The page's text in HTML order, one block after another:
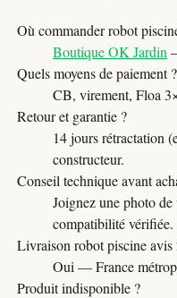
Où commander robot
Boutique OK Jardin
Quels moyens de paiement ?
CB, virement, Floa
Retour et garantie ?
14 jours rétractation
constructeur.
Conseil technique avant
Joignez une photo
compatibilité vérifiée.
Livraison robot piscine
Oui — France
Produit indisponible ?